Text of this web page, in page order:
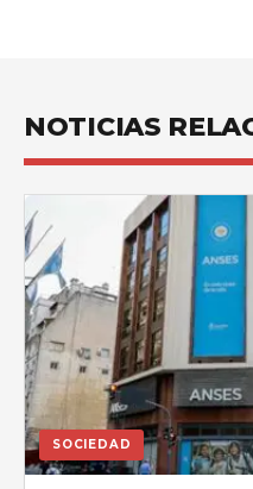
NOTICIAS
SOCIEDAD